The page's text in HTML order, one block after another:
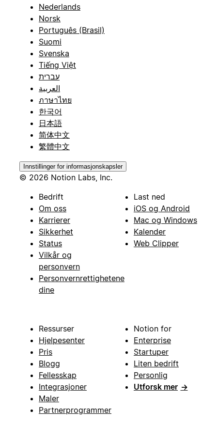
Nederlands
Norsk
Português (Brasil)
Suomi
Svenska
Tiếng Việt
עברית
العربية
ภาษาไทย
한국어
日本語
简体中文
繁體中文
Innstillinger for informasjonskapsler
© 2026 Notion Labs, Inc.
Bedrift
Om oss
Karrierer
Sikkerhet
Status
Vilkår og
personvern
Personvernrettighetene
dine
Last ned
iOS og Android
Mac og Windows
Kalender
Web Clipper
Ressurser
Hjelpesenter
Pris
Blogg
Fellesskap
Integrasjoner
Maler
Partnerprogrammer
Notion for
Enterprise
Startuper
Liten bedrift
Personlig
Utforsk mer →